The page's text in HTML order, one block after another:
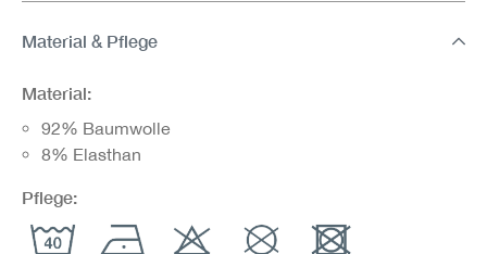
Material & Pflege
Material:
92% Baumwolle
8% Elasthan
Pflege: